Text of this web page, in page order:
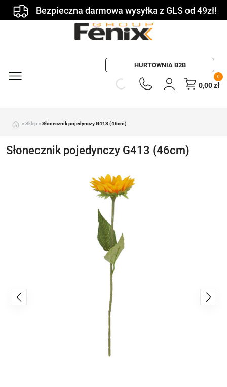
Bezpieczna darmowa wysyłka z GLS od 49zł!
HURTOWNIA B2B
0
0,00zł
» Sklep » Słonecznik pojedynczy G413 (46cm)
Słonecznik pojedynczy G413 (46cm)